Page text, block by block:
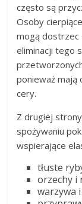
często są
Osoby
mogą dostrzec
eliminacji tego
ponieważ mają
cery.
Z drugiej
spożywaniu
wspierające
tłuste
orzechy i
warzywa